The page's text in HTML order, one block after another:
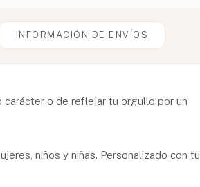
INFORMACIÓN DE ENVÍOS
carácter o de reflejar tu orgullo por un
niños y niñas. Personalizado con tu